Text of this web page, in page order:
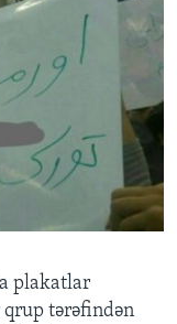
plakatlar
qrup tərəfindən